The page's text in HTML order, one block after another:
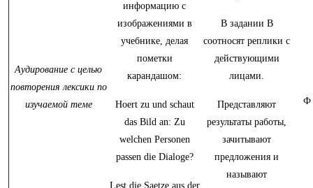
Аудирование с целью
повторения лексики по
изучаемой теме
информацию с
изображениями в
учебнике, делая
пометки
карандашом:
Hoert zu und schaut
das Bild an: Zu
welchen Personen
passen die Dialoge?
Lest die Saetze aus der
В задании В
соотносят реплики с
действующими
лицами.
Представляют
результаты работы,
зачитывают
предложения и
называют
Ф